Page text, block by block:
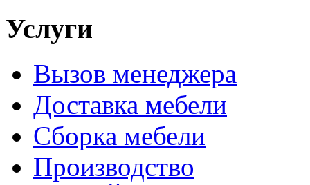
Услуги
Вызов менеджера
Доставка мебели
Сборка мебели
Производство